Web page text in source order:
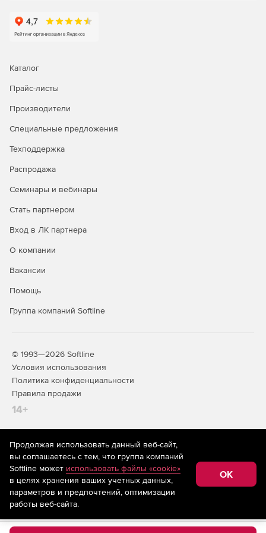
Консоль отчетов EventLog Analyzer интуитивно понятна и
предлагает сотни предопределенных отчетов для аудита,
Каталог
Прайс-листы
Производители
Специальные предложения
Техподдержка
Распродажа
Семинары и вебинары
Стать партнером
Вход в ЛК партнера
О компании
Вакансии
Помощь
Группа компаний Softline
© 1993—2026 Softline
Условия использования
Политика конфиденциальности
Правила продажи
14+
На информационном ресурсе store.softline.ru применяются
рекомендательные технологии(информационные технологии
предоставления информации на основе сбора,
систематизации и анализа сведений, относящихся к
предпочтениям пользователей сети «Интернет»,
находящихся на территории Российской Федерации)
Продолжая использовать данный веб-сайт,
вы соглашаетесь с тем, что группа компаний
Softline может использовать файлы «cookie»
в целях хранения ваших учетных данных,
параметров и предпочтений, оптимизации
работы веб-сайта.
OK